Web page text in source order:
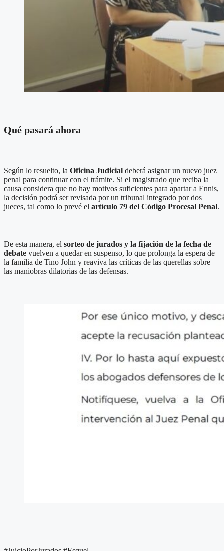
Qué pasará ahora
Según lo resuelto, la Oficina Judicial deberá asignar un nuevo juez
penal para continuar con el trámite. Si el magistrado que reciba la
causa considera que no hay motivos suficientes para apartar a Ennis,
la decisión podrá ser revisada por un tribunal integrado por dos
jueces, tal como lo prevé el artículo 79 del Código Procesal Penal.
De esta manera, el sorteo de jurados y la fijación de la fecha de
debate vuelven a quedar en suspenso, lo que prolonga la espera de
la familia de Tino John y reaviva las críticas de las querellas sobre
las maniobras dilatorias de las defensas.